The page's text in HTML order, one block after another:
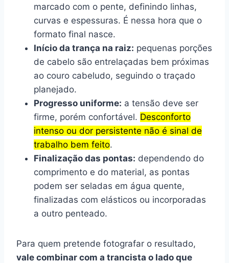
marcado com o pente, definindo linhas,
curvas e espessuras. É nessa hora que o
formato final nasce.
Início da trança na raiz: pequenas porções
de cabelo são entrelaçadas bem próximas
ao couro cabeludo, seguindo o traçado
planejado.
Progresso uniforme: a tensão deve ser
firme, porém confortável. Desconforto
intenso ou dor persistente não é sinal de
trabalho bem feito.
Finalização das pontas: dependendo do
comprimento e do material, as pontas
podem ser seladas em água quente,
finalizadas com elásticos ou incorporadas
a outro penteado.
Para quem pretende fotografar o resultado,
vale combinar com a trancista o lado que